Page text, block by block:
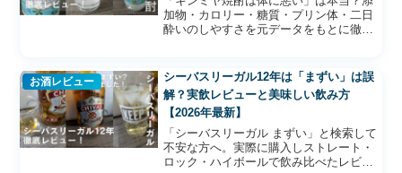
加物・カロリー・糖質・プリン体・二日
酔いのしやすさを元データをもとに徹底
お酒レビュー
シーバスリーガル12年は「まずい」は誤
解？実飲レビューと美味しい飲み方
【2026年最新】
「シーバスリーガル まずい」と検索して
不安な方へ。実際に購入しストレート・
ロック・ハイボールで飲み比べたレビュ